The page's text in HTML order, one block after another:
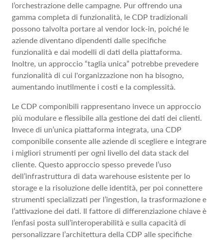
l’orchestrazione delle campagne. Pur offrendo una
gamma completa di funzionalità, le CDP tradizionali
possono talvolta portare al vendor lock-in, poiché le
aziende diventano dipendenti dalle specifiche
funzionalità e dai modelli di dati della piattaforma.
Inoltre, un approccio “taglia unica” potrebbe prevedere
funzionalità di cui l'organizzazione non ha bisogno,
aumentando inutilmente i costi e la complessità.
Le CDP componibili rappresentano invece un approccio
più modulare e flessibile alla gestione dei dati dei clienti.
Invece di un’unica piattaforma integrata, una CDP
componibile consente alle aziende di scegliere e integrare
i migliori strumenti per ogni livello del data stack del
cliente. Questo approccio spesso prevede l’uso
dell’infrastruttura di data warehouse esistente per lo
storage e la risoluzione delle identità, per poi connettere
strumenti specializzati per l’ingestion, la trasformazione e
l’attivazione dei dati. Il fattore di differenziazione chiave è
l’enfasi posta sull’interoperabilità e sulla capacità di
personalizzare l’architettura della CDP alle specifiche